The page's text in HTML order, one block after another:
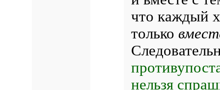
что каждый
только
нельзя